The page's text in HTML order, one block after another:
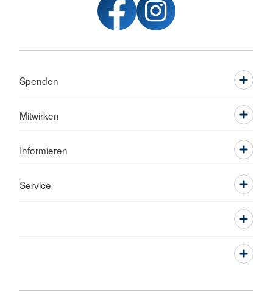
Spenden
Mitwirken
Informieren
Service